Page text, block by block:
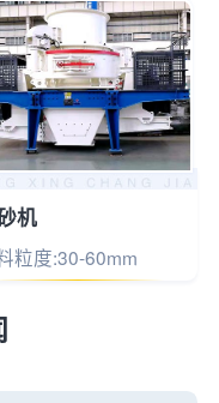
机
粒度:30-60mm